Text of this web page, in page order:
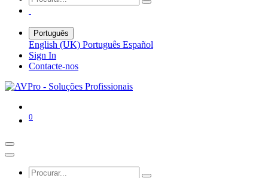
Português
English (UK) Português Español
Sign In
Contacte-nos
0